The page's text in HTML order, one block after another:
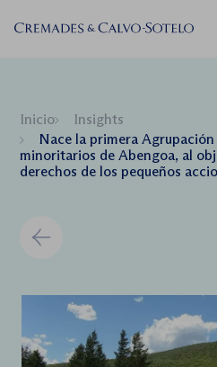
Inicio
Insights
Nace la primera
minoritarios de Abengoa, al
derechos de los pequeños